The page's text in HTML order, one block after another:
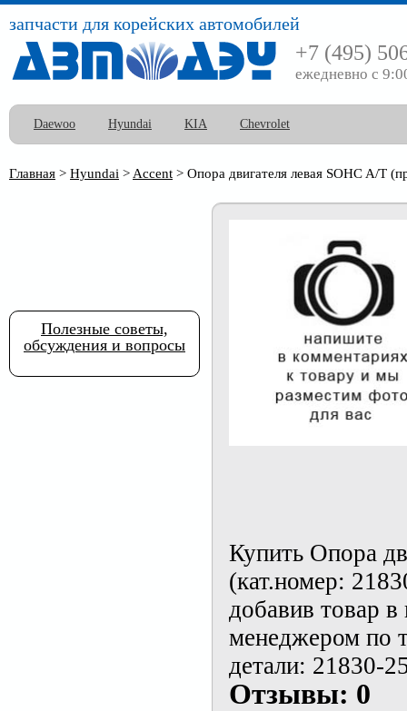
запчасти для корейских автомобилей
+7 (495)
ежедневно с
Daewoo Hyundai KIA Chevrolet
Главная > Hyundai > Accent > Опора двигателя левая SOHC A/T
Купить Опора
(кат.номер:
добавив товар
менеджером по
детали: 21830-
Отзывы: 0
Полезные советы,
обсуждения и вопросы